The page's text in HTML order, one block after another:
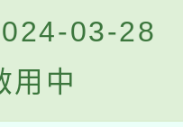
03-28
用中